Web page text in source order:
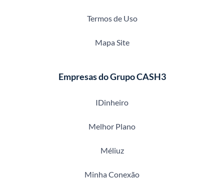
Termos de Uso
Mapa Site
Empresas do Grupo CASH3
IDinheiro
Melhor Plano
Méliuz
Minha Conexão